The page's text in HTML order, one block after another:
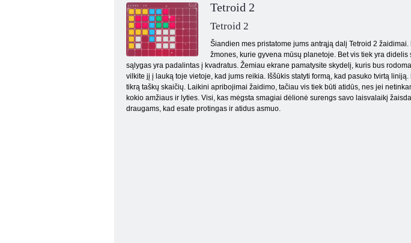
Iškirpti virvę: magija
Tetroid 2
Tetroid 2
Šiandien mes pristatome jums antrąją dalį Tetroid 2
žmones, kurie gyvena mūsų planetoje. Bet vis tiek yra
sąlygas yra padalintas į kvadratus. Žemiau ekrane pamatysite skydelį, kuris bus
vilkite jį į lauką toje vietoje, kad jums reikia. Iššūkis statyti formą, kad pasuko tvirtą
tikrą taškų skaičių. Laikini apribojimai žaidimo, tačiau vis tiek būti atidūs, nes jei
kokio amžiaus ir lyties. Visi, kas mėgsta smagiai dėlionė surengs savo laisvalaikį
draugams, kad esate protingas ir atidus asmuo.